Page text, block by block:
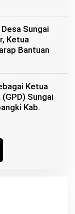
Sungai
Ketua
Bantuan
Ketua
Sungai
Kab.